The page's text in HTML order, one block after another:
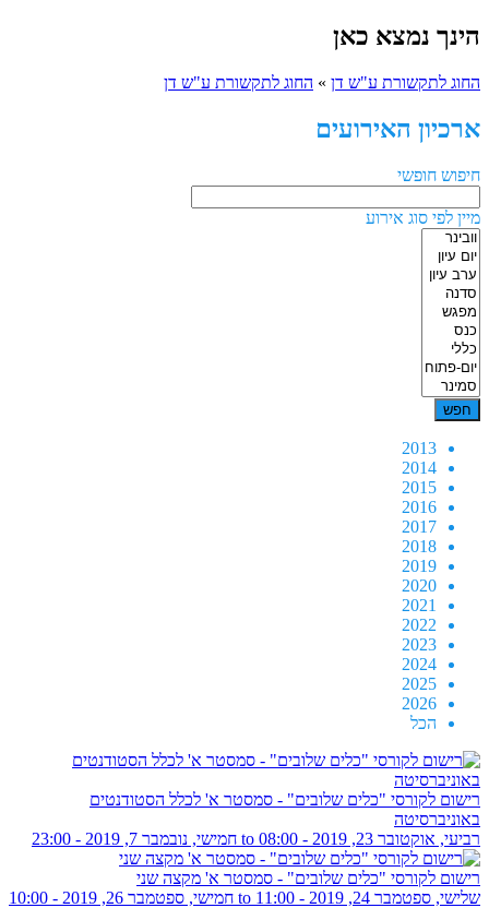
הינך נמצא כאן
החוג לתקשורת ע"ש דן » החוג לתקשורת ע"ש דן
ארכיון האירועים
חיפוש חופשי
מיין לפי סוג אירוע
2013
2014
2015
2016
2017
2018
2019
2020
2021
2022
2023
2024
2025
2026
הכל
רישום לקורסי "כלים שלובים" - סמסטר א' לכלל הסטודנטים
באוניברסיטה
רביעי, אוקטובר 23, 2019 - 08:00
חמישי, נובמבר 7, 2019 - 23:00
רישום לקורסי "כלים שלובים" - סמסטר א' מקצה שני
שלישי, ספטמבר 24, 2019 - 11:00
חמישי, ספטמבר 26, 2019 - 10:00